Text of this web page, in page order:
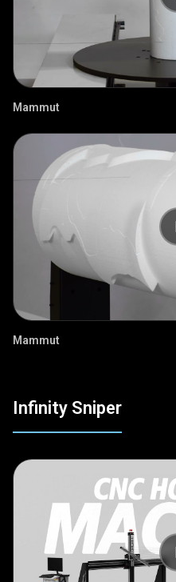
Mammut
Mammut
Infinity Sniper